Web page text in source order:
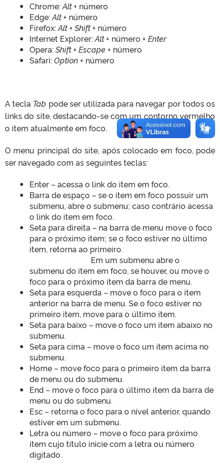
Chrome:Alt+ número
Edge:Alt+ número
Firefox:Alt + Shift+ número
Internet Explorer:Alt+ número + Enter
Opera:Shift + Escape+ número
Safari:Option+ número
A tecla Tab pode ser utilizada para navegar por todos os
links do site, destacando-se com um contorno vermelho
o item atualmente em foco.
O menu principal do site, após colocado em foco, pode
ser navegado com as seguintes teclas:
Enter – acessa o link do item em foco.
Barra de espaço – se o item em foco possuir um
submenu, abre o submenu; caso contrário acessa
o link do item em foco.
Seta para direita – na barra de menu move o foco
para o próximo item; se o foco estiver no último
item, retorna ao primeiro.
Em um submenu abre o
submenu do item em foco, se houver, ou move o
foco para o próximo item da barra de menu.
Seta para esquerda – move o foco para o item
anterior na barra de menu. Se o foco estiver no
primeiro item, move para o último item.
Seta para baixo – move o foco um item abaixo no
submenu.
Seta para cima – move o foco um item acima no
submenu.
Home – move foco para o primeiro item da barra
de menu ou do submenu.
End – move o foco para o último item da barra de
menu ou do submenu.
Esc – retorna o foco para o nível anterior, quando
estiver em um submenu.
Letra ou número – move o foco para próximo
item cujo título inicie com a letra ou número
digitado.